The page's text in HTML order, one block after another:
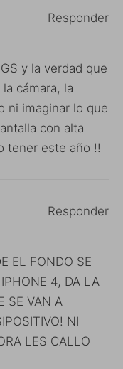
y la verdad que
cámara, la
ni imaginar lo que
con alta
tener este año !!
Responder
EL FONDO SE
4, DA LA
SE VAN A
NI
LES CALLO
Responder